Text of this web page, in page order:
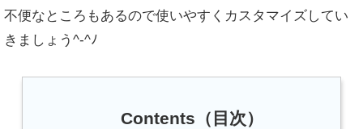
不便なところもあるので使いやすくカスタマイズしてい
きましょう^-^ﾉ
Contents（目次）